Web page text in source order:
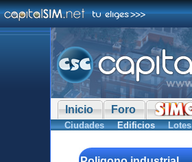
Inicio Foro
Ciudades Edificios Lotes